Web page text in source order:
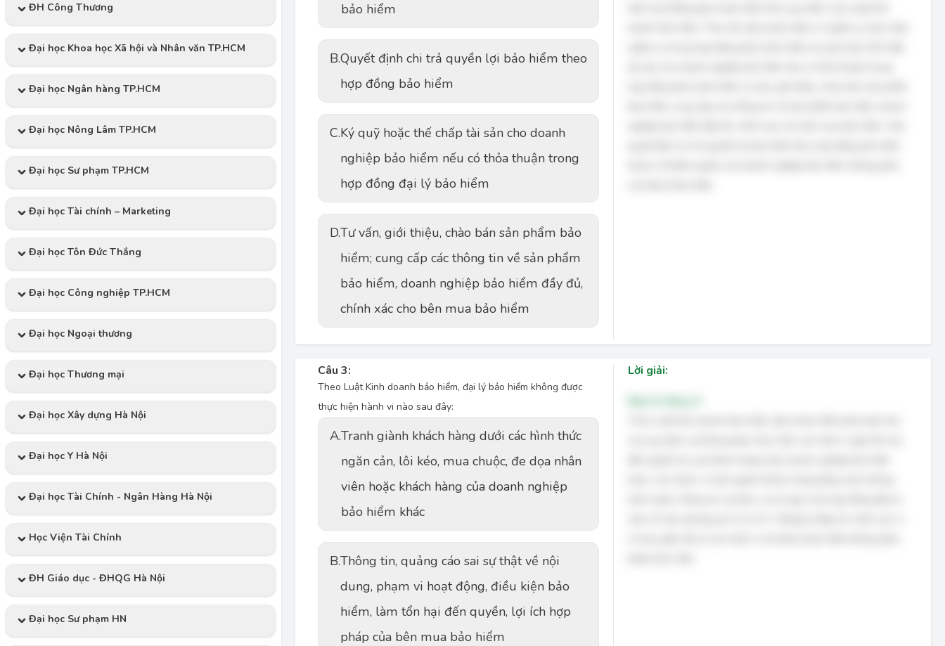
ĐH Công Thương
Đại học Khoa học Xã hội và Nhân văn TP.HCM
Đại học Ngân hàng TP.HCM
Đại học Nông Lâm TP.HCM
Đại học Sư phạm TP.HCM
Đại học Tài chính – Marketing
Đại học Tôn Đức Thắng
Đại học Công nghiệp TP.HCM
Đại học Ngoại thương
Đại học Thương mại
Đại học Xây dựng Hà Nội
Đại học Y Hà Nội
Đại học Tài Chính - Ngân Hàng Hà Nội
Học Viện Tài Chính
ĐH Giáo dục - ĐHQG Hà Nội
Đại học Sư phạm HN
bảo hiểm
B.Quyết định chi trả quyền lợi bảo hiểm theo
hợp đồng bảo hiểm
C.Ký quỹ hoặc thế chấp tài sản cho doanh
nghiệp bảo hiểm nếu có thỏa thuận trong
hợp đồng đại lý bảo hiểm
D.Tư vấn, giới thiệu, chào bán sản phẩm bảo
hiểm; cung cấp các thông tin về sản phẩm
bảo hiểm, doanh nghiệp bảo hiểm đầy đủ,
chính xác cho bên mua bảo hiểm
Câu 3:
Theo Luật Kinh doanh bảo hiểm, đại lý bảo hiểm không được
thực hiện hành vi nào sau đây:
A.Tranh giành khách hàng dưới các hình thức
ngăn cản, lôi kéo, mua chuộc, đe dọa nhân
viên hoặc khách hàng của doanh nghiệp
bảo hiểm khác
B.Thông tin, quảng cáo sai sự thật về nội
dung, phạm vi hoạt động, điều kiện bảo
hiểm, làm tổn hại đến quyền, lợi ích hợp
pháp của bên mua bảo hiểm
Lời giải: